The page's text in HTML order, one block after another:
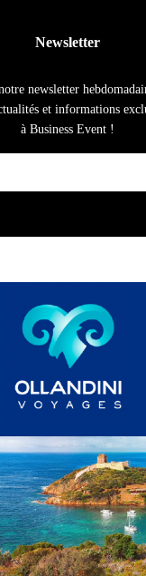
Newsletter
newsletter
et informations
à Business Event !